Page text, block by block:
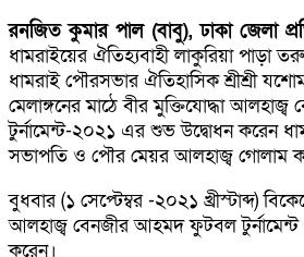
রনজিত কুমার পাল (বাবু), ঢাকা জেলা
ধামরাইয়ের ঐতিহ্যবাহী লাকুরিয়া
ধামরাই পৌরসভার ঐতিহাসিক শ্রীশ্রী
মেলাঙ্গনের মাঠে বীর মুক্তিযোদ্ধা
টুর্নামেন্ট-২০২১ এর শুভ উদ্বোধন করেন
সভাপতি ও পৌর মেয়র আলহাজ্ব গোলাম
বুধবার (১ সেপ্টেম্বর -২০২১ খ্রীস্টাব্দ)
আলহাজ্ব বেনজীর আহমদ ফুটবল
করেন।